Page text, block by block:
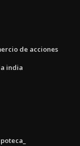
de acciones
india